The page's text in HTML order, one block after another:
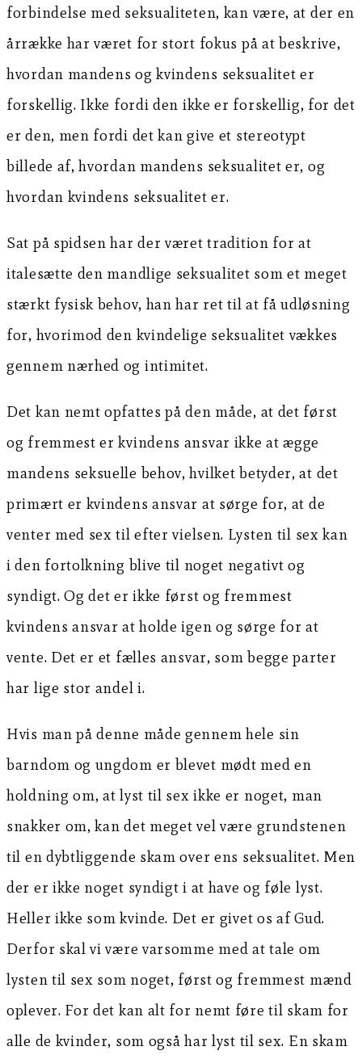
forbindelse med seksualiteten, kan være, at der en
årrække har været for stort fokus på at beskrive,
hvordan mandens og kvindens seksualitet er
forskellig. Ikke fordi den ikke er forskellig, for det
er den, men fordi det kan give et stereotypt
billede af, hvordan mandens seksualitet er, og
hvordan kvindens seksualitet er.
Sat på spidsen har der været tradition for at
italesætte den mandlige seksualitet som et meget
stærkt fysisk behov, han har ret til at få udløsning
for, hvorimod den kvindelige seksualitet vækkes
gennem nærhed og intimitet.
Det kan nemt opfattes på den måde, at det først
og fremmest er kvindens ansvar ikke at ægge
mandens seksuelle behov, hvilket betyder, at det
primært er kvindens ansvar at sørge for, at de
venter med sex til efter vielsen. Lysten til sex kan
i den fortolkning blive til noget negativt og
syndigt. Og det er ikke først og fremmest
kvindens ansvar at holde igen og sørge for at
vente. Det er et fælles ansvar, som begge parter
har lige stor andel i.
Hvis man på denne måde gennem hele sin
barndom og ungdom er blevet mødt med en
holdning om, at lyst til sex ikke er noget, man
snakker om, kan det meget vel være grundstenen
til en dybtliggende skam over ens seksualitet. Men
der er ikke noget syndigt i at have og føle lyst.
Heller ikke som kvinde. Det er givet os af Gud.
Derfor skal vi være varsomme med at tale om
lysten til sex som noget, først og fremmest mænd
oplever. For det kan alt for nemt føre til skam for
alle de kvinder, som også har lyst til sex. En skam